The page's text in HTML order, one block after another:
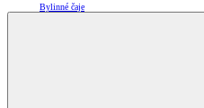
Bylinné čaje